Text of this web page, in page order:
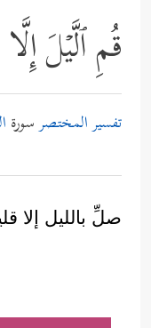
قُمِ ٱلَّیۡلَ
تفسير المختصرسورة
صلِّ بالليل إلا